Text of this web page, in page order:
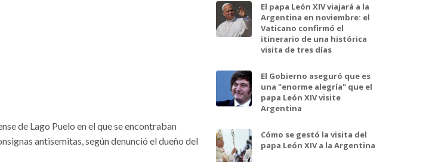
de Lago Puelo en el que se encontraban
antisemitas, según denunció el dueño del
El papa León XIV viajará a la
Argentina en noviembre: el
Vaticano confirmó el
itinerario de una histórica
visita de tres días
El Gobierno aseguró que es
una "enorme alegría" que el
papa León XIV visite
Argentina
Cómo se gestó la visita del
papa León XIV a la Argentina